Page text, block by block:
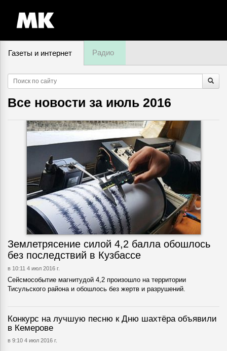
Газеты и интернет Радио
Все новости за июль 2016
Землетрясение силой 4,2 балла обошлось
без последствий в Кузбассе
в 10:11 4 июл 2016 г.
Сейсмособытие магнитудой 4,2 произошло на территории
Тисульского района и обошлось без жертв и разрушений.
Конкурс на лучшую песню к Дню шахтёра объявили
в Кемерове
в 9:10 4 июл 2016 г.